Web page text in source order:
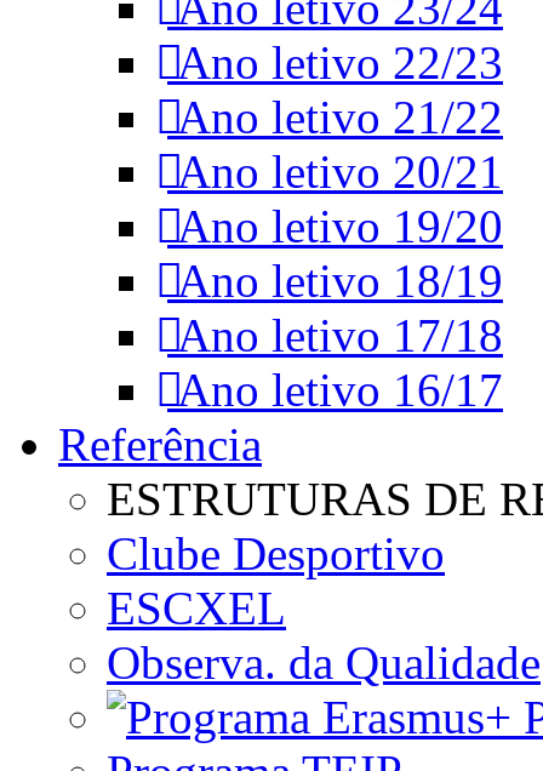
Ano letivo 22/23
Ano letivo 21/22
Ano letivo 20/21
Ano letivo 19/20
Ano letivo 18/19
Ano letivo 17/18
Ano letivo 16/17
Referência
ESTRUTURAS DE
Clube Desportivo
ESCXEL
Observa. da Qualidade